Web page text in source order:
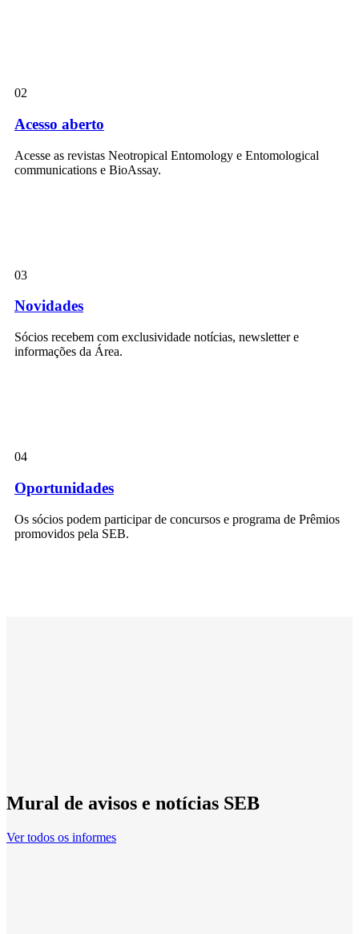
02
Acesso aberto
Acesse as revistas Neotropical Entomology e Entomological
communications e BioAssay.
03
Novidades
Sócios recebem com exclusividade notícias, newsletter e
informações da Área.
04
Oportunidades
Os sócios podem participar de concursos e programa de Prêmios
promovidos pela SEB.
Mural de avisos e notícias SEB
Ver todos os informes